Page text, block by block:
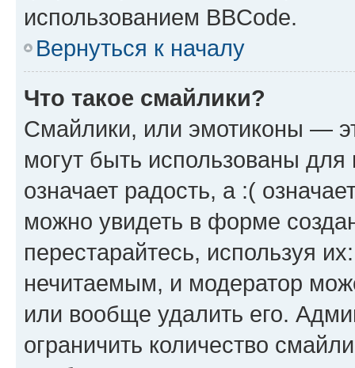
использованием BBCode.
Вернуться к началу
Что такое смайлики?
Смайлики, или эмотиконы —
могут быть использованы
означает радость, а :(
можно увидеть в форме
перестарайтесь, используя
нечитаемым, и модератор
или вообще удалить его.
ограничить количество